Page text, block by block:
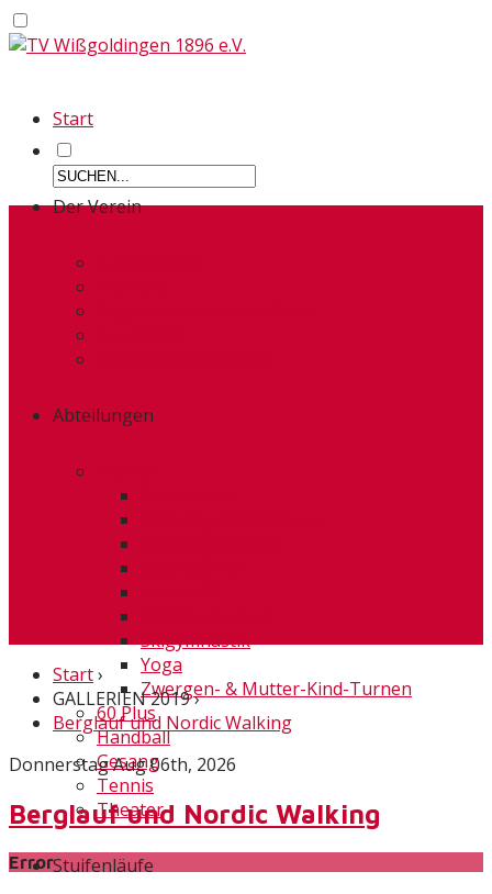
Start
Der Verein
Abteilungen
Skigymnastik
Yoga
Zwergen- & Mutter-Kind-Turnen
60 Plus
Handball
Gesang
Tennis
Theater
Stuifenläufe
Start›
GALLERIEN 2019›
Berglauf und Nordic Walking
Donnerstag Aug 06th, 2026
Berglauf und Nordic Walking
Error